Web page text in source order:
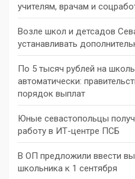
учителям, врачам и
Возле школ и детсадов
устанавливать
По 5 тысяч рублей на
автоматически:
порядок выплат
Юные севастопольцы
работу в ИТ-центре ПСБ
В ОП предложили ввести
школьника к 1 сентября